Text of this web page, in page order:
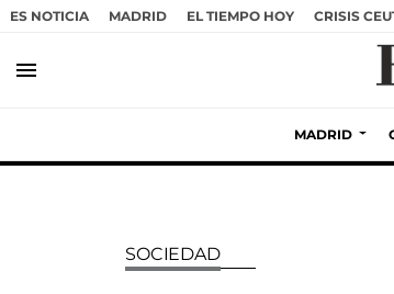
ES NOTICIA MADRID EL TIEMPO HOY CRISIS
menu
MADRID
SOCIEDAD